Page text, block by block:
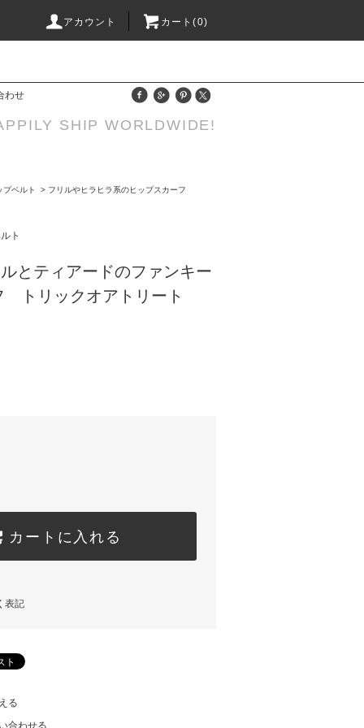
アカウント カート(0)
わせ
SHIP WORLDWIDE!
プベルト > フリルやヒラヒラ系のヒップスカーフ
ト
とティアードのファンキー
トリックオアトリート
カートに入れる
表記
る
合わせる